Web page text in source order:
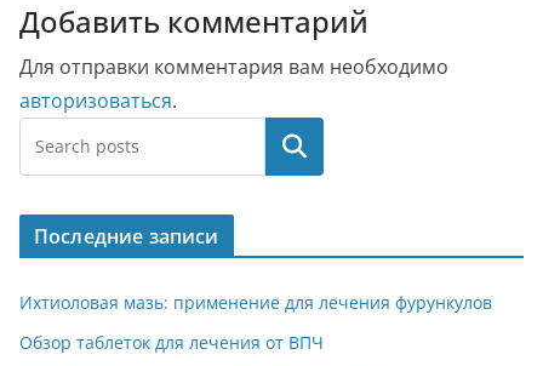
Добавить комментарий
Для отправки комментария вам необходимо
авторизоваться.
Поиск
Последние записи
Ихтиоловая мазь: применение для лечения фурункулов
Обзор таблеток для лечения от ВПЧ